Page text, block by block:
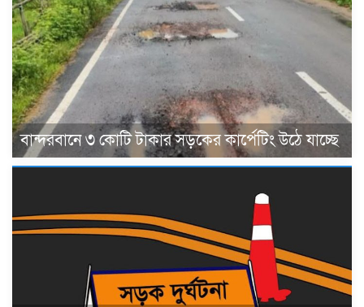
বান্দরবানে ৩ কোটি টাকার সড়কের কার্পেটিং উঠে যাচ্ছে